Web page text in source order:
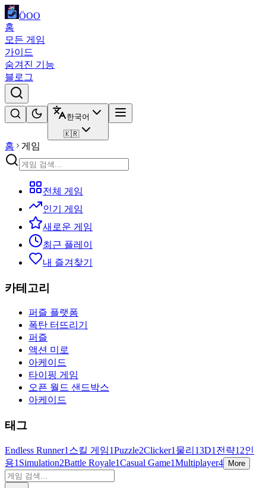
ÖOO
홈
모든 게임
가이드
숨겨진 기능
블로그
한국어
🇰🇷
홈 게임
전체 게임
인기 게임
새로운 게임
최근 플레이
내 즐겨찾기
카테고리
퍼즐 플랫폼
폭탄 터뜨리기
퍼즐
액션 미로
아케이드
타이핑 게임
오픈 월드 샌드박스
아케이드
태그
Endless Runner1 스킬 게임1Puzzle2Clicker1 물리 13D1 전략1 2인
용1 Simulation2Battle Royale1Casual Game1Multiplayer4 More